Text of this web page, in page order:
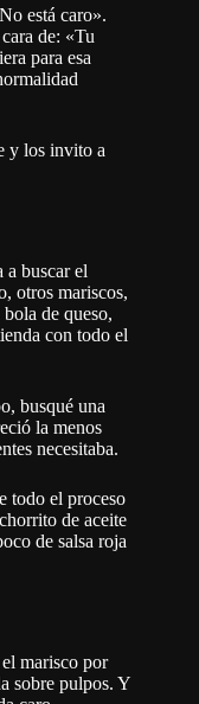
está caro».
de: «Tu
para esa
y los invito a
a buscar el
otros mariscos,
de queso,
con todo el
busqué una
la menos
necesitaba.
todo el proceso
de aceite
de salsa roja
marisco por
sobre pulpos. Y